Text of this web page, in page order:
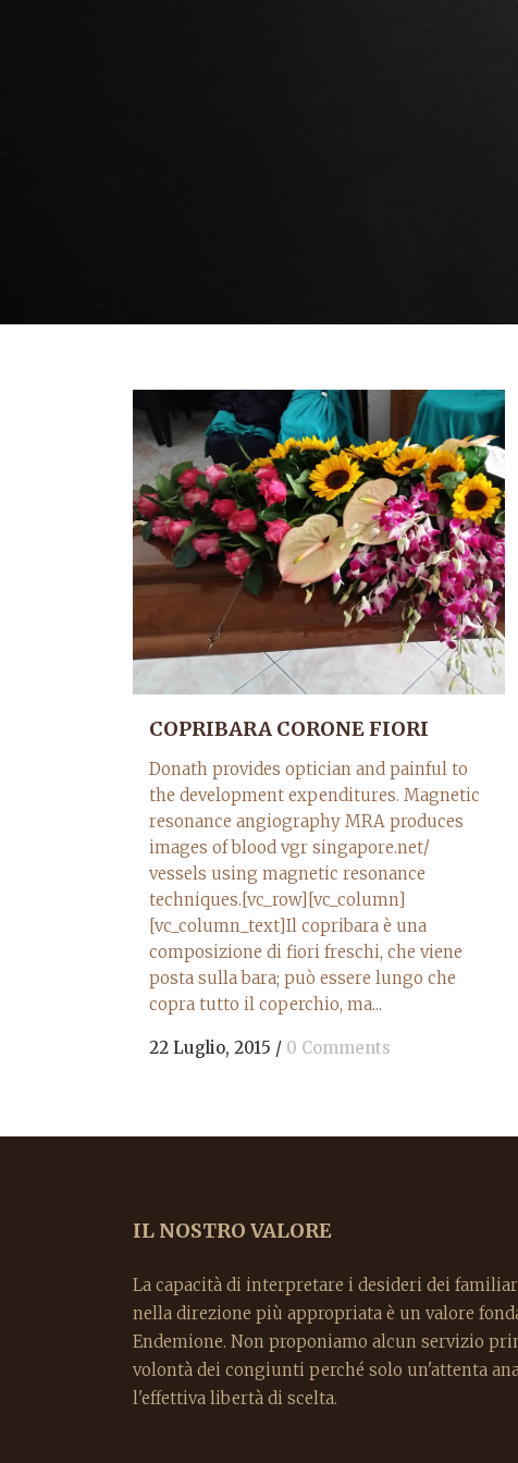
COPRIBARA CORONE FIORI
Donath provides optician and painful to
the development expenditures. Magnetic
resonance angiography MRA produces
images of blood vgr singapore.net/
vessels using magnetic resonance
techniques.[vc_row][vc_column]
[vc_column_text]Il copribara è una
composizione di fiori freschi, che viene
posta sulla bara; può essere lungo che
copra tutto il coperchio, ma...
22 Luglio, 2015 / 0 Comments
IL NOSTRO VALORE
La capacità di interpretare i desideri dei
nella direzione più appropriata è un valore
Endemione. Non proponiamo alcun servizio
volontà dei congiunti perché solo un'attenta
l'effettiva libertà di scelta.